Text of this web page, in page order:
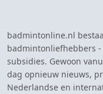
badmintonline.nl
badmintonliefhebbers
subsidies. Gewoon
dag opnieuw nieuws,
Nederlandse en